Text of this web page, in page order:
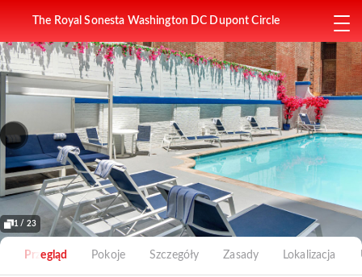
The Royal Sonesta Washington DC Dupont Circle
1 / 23
Przegląd Pokoje Szczegóły Zasady Lokalizacja